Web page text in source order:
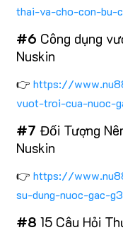
thai-va-cho-con-bu-
#6 Công dụng
Nuskin
👉 https://
vuot-troi-cua-nuoc-
#7 Đối Tượng
Nuskin
👉 https://
su-dung-nuoc-gac-
#8 15 Câu Hỏi